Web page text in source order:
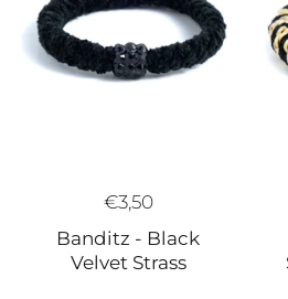
€3,50
Banditz - Black
Velvet Strass